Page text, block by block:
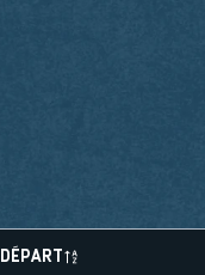
DÉPART